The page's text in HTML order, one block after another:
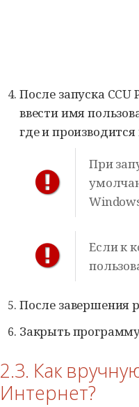
После запуска CCU
ввести имя
где и
При
Если к
После завершения
Закрыть
2.3. Как
Интернет?